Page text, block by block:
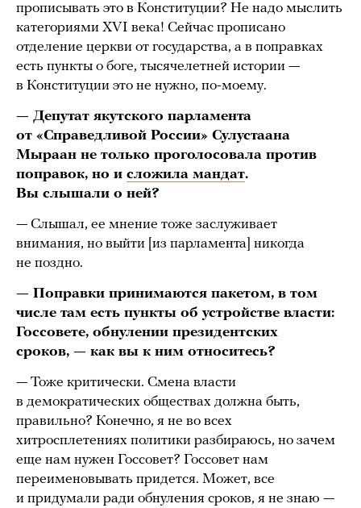
прописывать это в Конституции? Не надо мыслить
категориями XVI века! Сейчас прописано
отделение церкви от государства, а в поправках
есть пункты о боге, тысячелетней истории —
в Конституции это не нужно, по-моему.
— Депутат якутского парламента
от «Справедливой России» Сулустаана
Мыраан не только проголосовала против
поправок, но и сложила мандат.
Вы слышали о ней?
— Слышал, ее мнение тоже заслуживает
внимания, но выйти [из парламента] никогда
не поздно.
— Поправки принимаются пакетом, в том
числе там есть пункты об устройстве власти:
Госсовете, обнулении президентских
сроков, — как вы к ним относитесь?
— Тоже критически. Смена власти
в демократических обществах должна быть,
правильно? Конечно, я не во всех
хитросплетениях политики разбираюсь, но зачем
еще нам нужен Госсовет? Госсовет нам
переименовывать придется. Может, все
и придумали ради обнуления сроков, я не знаю —